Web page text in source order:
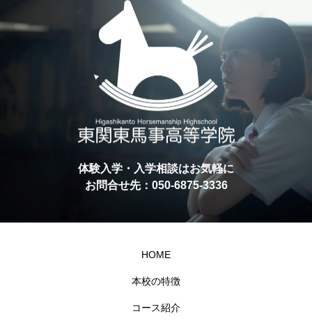
体験入学・入学相談はお気軽に
お問合せ先：050-6875-3336
HOME
本校の特徴
コース紹介